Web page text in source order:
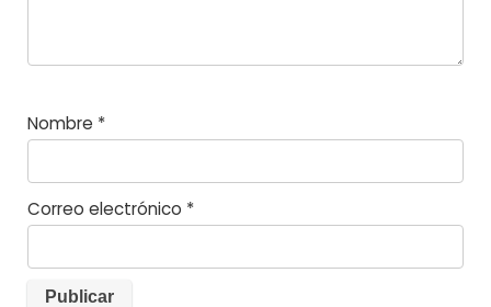
Nombre *
Correo electrónico *